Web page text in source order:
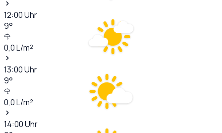
12:00Uhr
9°
0,0L/m²
13:00Uhr
9°
0,0L/m²
14:00Uhr